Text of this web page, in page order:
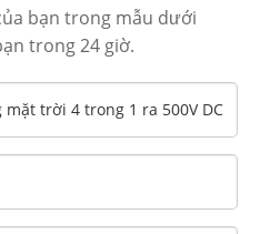
bạn trong mẫu dưới
trong 24 giờ.